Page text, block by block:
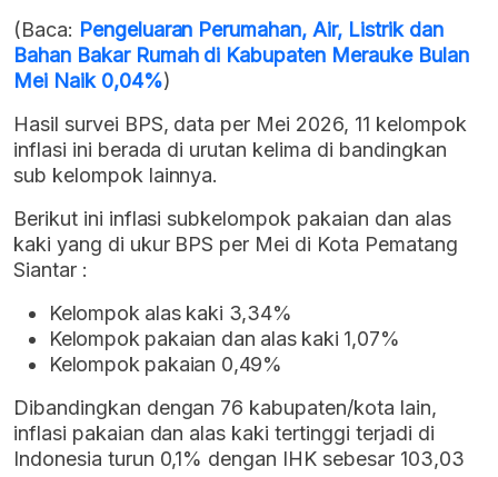
(Baca: Pengeluaran Perumahan, Air, Listrik dan
Bahan Bakar Rumah di Kabupaten Merauke Bulan
Mei Naik 0,04%)
Hasil survei BPS, data per Mei 2026, 11 kelompok
inflasi ini berada di urutan kelima di bandingkan
sub kelompok lainnya.
Berikut ini inflasi subkelompok pakaian dan alas
kaki yang di ukur BPS per Mei di Kota Pematang
Siantar :
Kelompok alas kaki 3,34%
Kelompok pakaian dan alas kaki 1,07%
Kelompok pakaian 0,49%
Dibandingkan dengan 76 kabupaten/kota lain,
inflasi pakaian dan alas kaki tertinggi terjadi di
Indonesia turun 0,1% dengan IHK sebesar 103,03